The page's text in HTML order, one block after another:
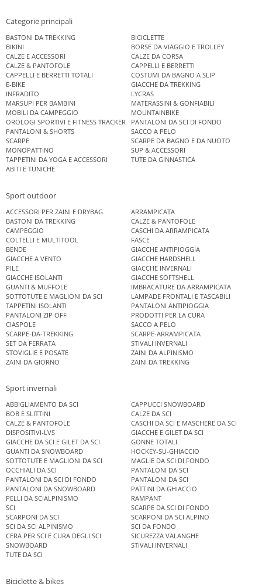
Categorie principali
BASTONI DA TREKKING
BICICLETTE
BIKINI
BORSE DA VIAGGIO E TROLLEY
CALZE E ACCESSORI
CALZE DA CORSA
CALZE & PANTOFOLE
CAPPELLI E BERRETTI
CAPPELLI E BERRETTI TOTALI
COSTUMI DA BAGNO A SLIP
E-BIKE
GIACCHE DA TREKKING
INFRADITO
LYCRAS
MARSUPI PER BAMBINI
MATERASSINI & GONFIABILI
MOBILI DA CAMPEGGIO
MOUNTAINBIKE
OROLOGI SPORTIVI E FITNESS TRACKER
PANTALONI DA SCI DI FONDO
PANTALONI & SHORTS
SACCO A PELO
SCARPE
SCARPE DA BAGNO E DA NUOTO
MONOPATTINO
SUP & ACCESSORI
TAPPETINI DA YOGA E ACCESSORI
TUTE DA GINNASTICA
ABITI E TUNICHE
Sport outdoor
ACCESSORI PER ZAINI E DRYBAG
ARRAMPICATA
BASTONI DA TREKKING
CALZE & PANTOFOLE
CAMPEGGIO
CASCHI DA ARRAMPICATA
COLTELLI E MULTITOOL
FASCE
BENDE
GIACCHE ANTIPIOGGIA
GIACCHE A VENTO
GIACCHE HARDSHELL
PILE
GIACCHE INVERNALI
GIACCHE ISOLANTI
GIACCHE SOFTSHELL
GUANTI & MUFFOLE
IMBRACATURE DA ARRAMPICATA
SOTTOTUTE E MAGLIONI DA SCI
LAMPADE FRONTALI E TASCABILI
TAPPETINI ISOLANTI
PANTALONI ANTIPIOGGIA
PANTALONI ZIP OFF
PRODOTTI PER LA CURA
CIASPOLE
SACCO A PELO
SCARPE-DA-TREKKING
SCARPE-ARRAMPICATA
SET DA FERRATA
STIVALI INVERNALI
STOVIGLIE E POSATE
ZAINI DA ALPINISMO
ZAINI DA GIORNO
ZAINI DA TREKKING
Sport invernali
ABBIGLIAMENTO DA SCI
CAPPUCCI SNOWBOARD
BOB E SLITTINI
CALZE DA SCI
CALZE & PANTOFOLE
CASCHI DA SCI E MASCHERE DA SCI
DISPOSITIVI-LVS
GIACCHE E GILET DA SCI
GIACCHE DA SCI E GILET DA SCI
GONNE TOTALI
GUANTI DA SNOWBOARD
HOCKEY-SU-GHIACCIO
SOTTOTUTE E MAGLIONI DA SCI
MAGLIE DA SCI DI FONDO
OCCHIALI DA SCI
PANTALONI DA SCI
PANTALONI DA SCI DI FONDO
PANTALONI DA SCI
PANTALONI DA SNOWBOARD
PATTINI DA GHIACCIO
PELLI DA SCIALPINISMO
RAMPANT
SCI
SCARPE DA SCI DI FONDO
SCARPONI DA SCI
SCARPONI DA SCI ALPINO
SCI DA SCI ALPINISMO
SCI DA FONDO
CERA PER SCI E CURA DEGLI SCI
SICUREZZA VALANGHE
SNOWBOARD
STIVALI INVERNALI
TUTE DA SCI
Biciclette & bikes